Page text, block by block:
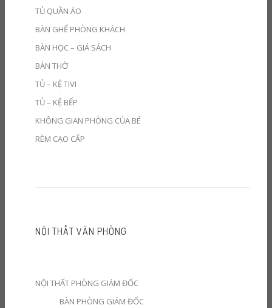
TỦ QUẦN ÁO
BÀN GHẾ PHÒNG KHÁCH
BÀN HỌC – GIÁ SÁCH
BÀN THỜ
TỦ – KỆ TIVI
TỦ – KỆ BẾP
KHÔNG GIAN PHÒNG CỦA BÉ
RÈM CAO CẤP
NỘI THẤT VĂN PHÒNG
NỘI THẤT PHÒNG GIÁM ĐỐC
BÀN PHÒNG GIÁM ĐỐC